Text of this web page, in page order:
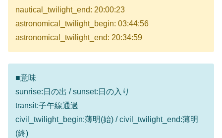
nautical_twilight_end: 20:00:23
astronomical_twilight_begin: 03:44:56
astronomical_twilight_end: 20:34:59
■意味
sunrise:日の出 / sunset:日の入り
transit:子午線通過
civil_twilight_begin:薄明(始) / civil_twilight_end:薄明
(終)